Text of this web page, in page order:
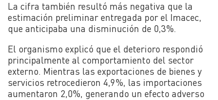
La cifra también resultó más negativa que la
estimación preliminar entregada por el Imacec,
que anticipaba una disminución de 0,3%.
El organismo explicó que el deterioro respondió
principalmente al comportamiento del sector
externo. Mientras las exportaciones de bienes y
servicios retrocedieron 4,9%, las importaciones
aumentaron 2,0%, generando un efecto adverso